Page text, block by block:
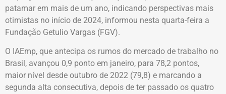
patamar em mais de um ano, indicando perspectivas mais
otimistas no início de 2024, informou nesta quarta-feira a
Fundação Getulio Vargas (FGV).
O IAEmp, que antecipa os rumos do mercado de trabalho no
Brasil, avançou 0,9 ponto em janeiro, para 78,2 pontos,
maior nível desde outubro de 2022 (79,8) e marcando a
segunda alta consecutiva, depois de ter passado os quatro